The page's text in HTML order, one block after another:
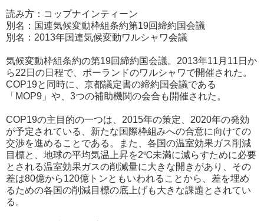
読み方：コップナインティーン
別名：国連気候変動枠組条約第19回締約国会議
別名：2013年国連気候変動ワルシャワ会議
気候変動枠組条約の第19回締約国会議。2013年11月11日か
ら22日の日程で、ポーランドのワルシャワで開催された。
COP19と同時に、京都議定書の締約国会議である
「MOP9」や、3つの補助機関の会合も開催された。
COP19の主目的の一つは、2015年の策定、2020年の発効
が予定されている、新たな国際枠組みへの合意に向けての
交渉を進めることである。また、各国の温室効果ガス削減
目標と、地球の平均気温上昇を2℃未満に減らすために必要
とされる温室効果ガスの削減量に大きな開きがあり、その
差は80億から120億トンともいわれることから、差を埋め
るための各国の削減目標の底上げも大きな課題とされてい
る。